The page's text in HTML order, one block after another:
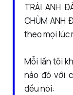
TRÁI ANH
CHÙM ANH
theo mọi lúc
Mỗi lần tôi
nào đó với
đều nói: